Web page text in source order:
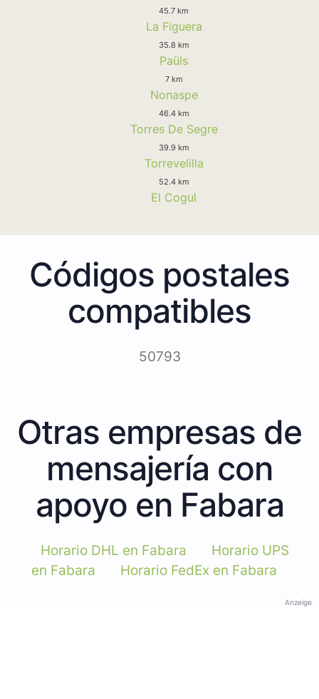
45.7 km
La Figuera
35.8 km
Paüls
7 km
Nonaspe
46.4 km
Torres De Segre
39.9 km
Torrevelilla
52.4 km
El Cogul
Códigos postales
compatibles
50793
Otras empresas de
mensajería con
apoyo en Fabara
Horario DHL en Fabara
Horario UPS
en Fabara
Horario FedEx en Fabara
Anzeige